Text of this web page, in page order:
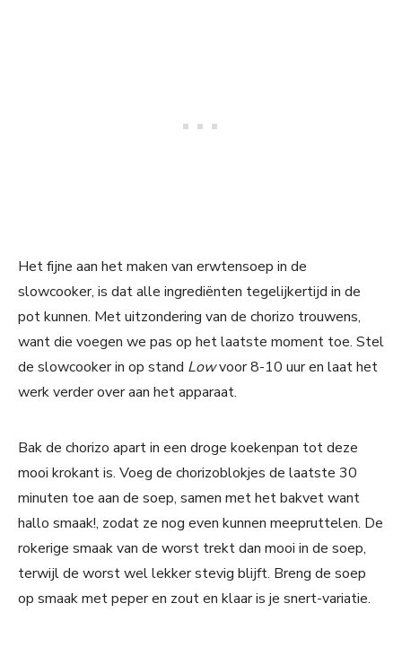
Het fijne aan het maken van erwtensoep in de
slowcooker, is dat alle ingrediënten tegelijkertijd in de
pot kunnen. Met uitzondering van de chorizo trouwens,
want die voegen we pas op het laatste moment toe. Stel
de slowcooker in op stand Lowvoor 8-10 uur en laat het
werk verder over aan het apparaat.
Bak de chorizo apart in een droge koekenpan tot deze
mooi krokant is. Voeg de chorizoblokjes de laatste 30
minuten toe aan de soep, samen met het bakvet want
hallo smaak!, zodat ze nog even kunnen meepruttelen. De
rokerige smaak van de worst trekt dan mooi in de soep,
terwijl de worst wel lekker stevig blijft. Breng de soep
op smaak met peper en zout en klaar is je snert-variatie.